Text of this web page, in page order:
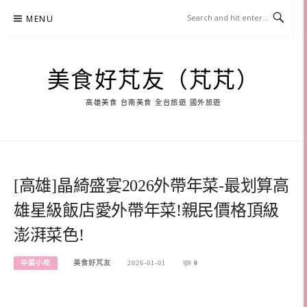
MENU
美食好芃友（芃芃）
高雄美食 台南美食 全台旅遊 國外旅遊
[高雄]晶綺盛宴2026外帶年菜-最划算高
雄星級飯店愛外帶年菜!親民價格頂級
澎湃菜色!
中菜小吃 美食好芃友 2026-01-01 0